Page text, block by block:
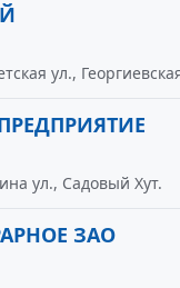
ул.,
ул., Садовый Хут.
ЗАО